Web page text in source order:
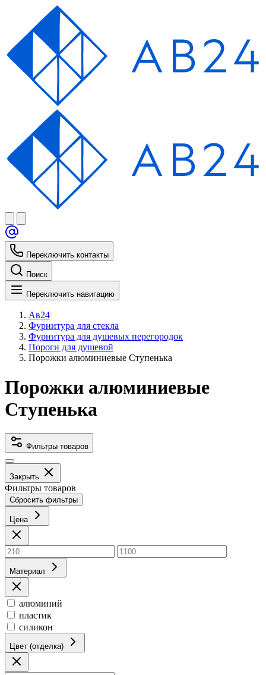
Переключить контакты
Поиск
Переключить навигацию
Ав24
Фурнитура для стекла
Фурнитура для душевых перегородок
Пороги для душевой
Порожки алюминиевые Ступенька
Порожки алюминиевые
Ступенька
Фильтры товаров
Закрыть
Фильтры товаров
Сбросить фильтры
Цена
Материал
алюминий
пластик
силикон
Цвет (отделка)